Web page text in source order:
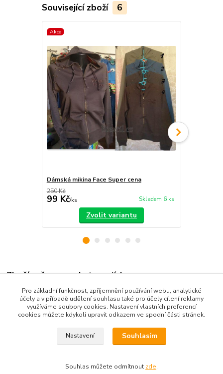
Související zboží 6
Akce
Dámská mikina Face Super cena
250 Kč
99 Kč/ks Skladem 6 ks
Zvolit variantu
Zboží zařazeno v kategoriích
Dámské oblečení
mikiny, soupravy
Pro základní funkčnost, zpříjemnění používání webu, analytické
účely a v případě udělení souhlasu také pro účely cílení reklamy
využíváme soubory cookies. Nastavení vlastních preferencí
cookies můžete kdykoli upravit odkazem ve spodní části stránek.
Nastavení Souhlasím
Souhlas můžete odmítnout zde.